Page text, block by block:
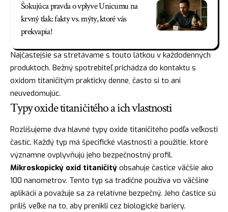
Šokujúca pravda o vplyve Unicumu na
krvný tlak: fakty vs. mýty, ktoré vás
prekvapia!
Najčastejšie sa stretávame s touto látkou v každodenných
produktoch. Bežný spotrebiteľ prichádza do kontaktu s
oxidom titaničitým prakticky denne, často si to ani
neuvedomujúc.
Typy oxide titaničitého a ich vlastnosti
Rozlišujeme dva hlavné typy oxide titaničitého podľa veľkosti
častíc. Každý typ má špecifické vlastnosti a použitie, ktoré
významne ovplyvňujú jeho bezpečnostný profil.
Mikroskopický oxid titaničitý obsahuje častice väčšie ako
100 nanometrov. Tento typ sa tradične používa vo väčšine
aplikácií a považuje sa za relatívne bezpečný. Jeho častice sú
príliš veľké na to, aby prenikli cez biologické bariéry.